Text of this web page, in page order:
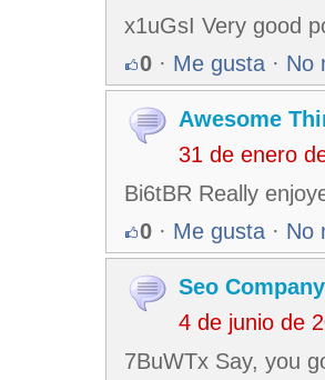
x1uGsI Very good
0 · Me gusta · No
Awesome
31 de enero
Bi6tBR Really
0 · Me gusta · No
Seo Company
4 de junio de
7BuWTx Say, you